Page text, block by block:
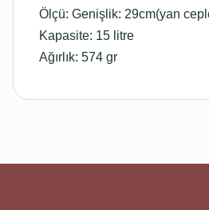
Ölçü: Genişlik: 29cm(yan
Kapasite: 15 litre
Ağırlık: 574 gr